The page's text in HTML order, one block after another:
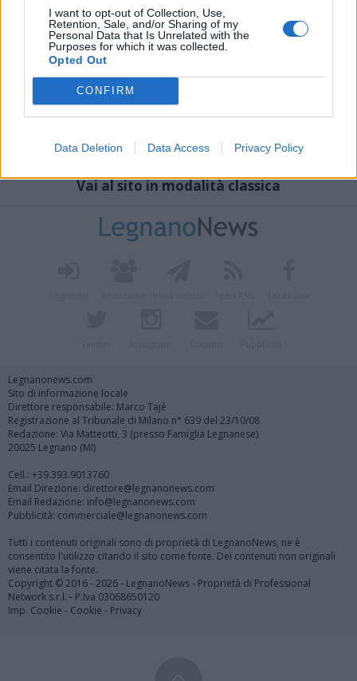
I want to opt-out of Collection, Use,
Retention, Sale, and/or Sharing of my
Personal Data that Is Unrelated with the
Purposes for which it was collected.
Opted Out
CONFIRM
Data Deletion Data Access Privacy Policy
Vai al sito in modalità classica
Legnanonews.com
Sito di informazione locale
Direttore responsabile: Marco Tajè
Registrazione al Tribunale di Milano n° 639 del 23/10/08
Redazione: Via Matteotti, 3 (presso Famiglia Legnanese)
20025 Legnano (MI)
Cell.: +39.393.9013760
Email Direzione: direttore@legnanonews.com
Email Redazione: info@legnanonews.com
Pubblicità: commerciale@legnanonews.com
Tutti i contenuti originali sono di proprietà di LegnanoNews, ne è
consentito l'utilizzo citando il sito come fonte. Dei contenuti non originali
viene citata la fonte.
Copyright © 2016 - 2026 - LegnanoNews - Proprietà di Professional
Network s.r.l. - P.Iva 03068650120
Imp. Cookie - Cookie - Privacy